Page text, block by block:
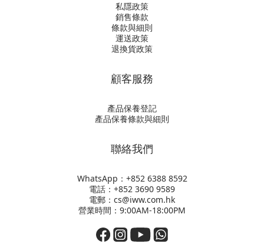
私隱政策
銷售條款
條款與細則
運送政策
退換貨政策
顧客服務
產品保養登記
產品保養條款與細則
聯絡我們
WhatsApp：+852 6388 8592
電話：+852 3690 9589
電郵：cs@iww.com.hk
營業時間：9:00AM-18:00PM